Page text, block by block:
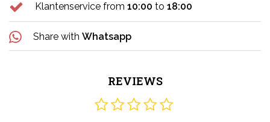
Klantenservice from 10:00 to 18:00
Share with Whatsapp
REVIEWS